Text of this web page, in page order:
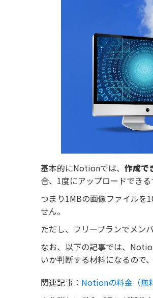
基本的にNotionでは、 作成で
合、1度にアップロードできる
つまり1MBの画像ファイルを
せん。
ただし、フリープランでメン
なお、以下の記事では、
いか判断する材料になるので
関連記事： Notionの料金（無